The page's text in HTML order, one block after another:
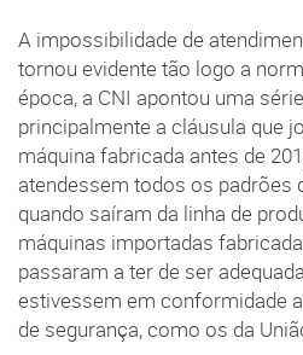
A impossibilidade de
tornou evidente tão logo a
época, a CNI apontou uma
principalmente a cláusula que
máquina fabricada antes de
atendessem todos os padrões
quando saíram da linha de
máquinas importadas
passaram a ter de ser
estivessem em conformidade
de segurança, como os da